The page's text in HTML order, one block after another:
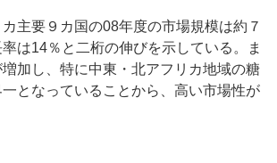
主要９カ国の08年度の市場規模は約７
は14％と二桁の伸びを示している。ま
加し、特に中東・北アフリカ地域の糖
となっていることから、高い市場性が